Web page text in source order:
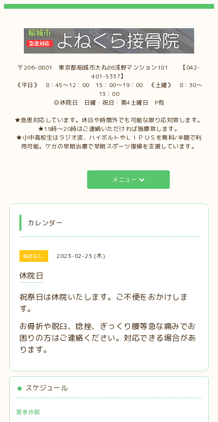
〒206-0801 東京都稲城市大丸86浅野マンション101 【042-
401-5337】
《平日》 8：45～12：00 15：00～19：00 《土曜》 8：30～
13：00
◎休院日 日曜・祝日・第4土曜日 P有
★急患対応しています。休日や時間外でも可能な限り応対致します。
★19時～20時はご連絡いただければ施療致します。
★小中高校生はラジオ波、ハイボルトやＬＩＰＵＳを無料/半額で利
用可能。ケガの早期治療で早期スポーツ復帰を支援しています。
メニュー
カレンダー
指定なし 2023-02-23 (木)
休院日
祝祭日は休院いたします。ご不便をおかけしま
す。
お骨折や脱臼、捻挫、ぎっくり腰等急な痛みでお
困りの方はご連絡ください。対応できる場合があ
ります。
スケジュール
夏季休暇